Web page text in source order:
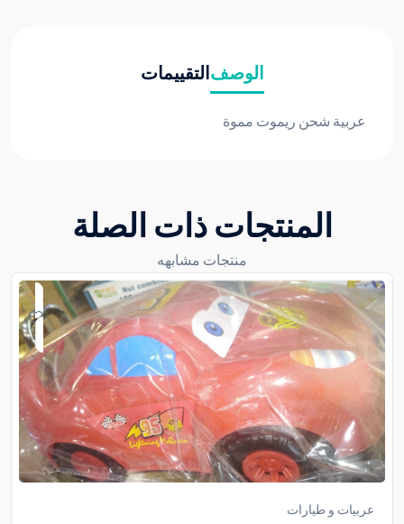
الوصفالتقييمات
عربية شحن ريموت مموة
المنتجات ذات الصلة
منتجات مشابهه
عربيات و طيارات